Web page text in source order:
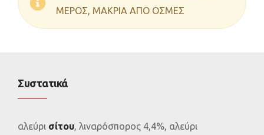
ΜΕΡΟΣ, ΜΑΚΡΙΑ ΑΠΟ ΟΣΜΕΣ
Συστατικά
αλεύρι σίτου, λιναρόσπορος 4,4%, αλεύρι